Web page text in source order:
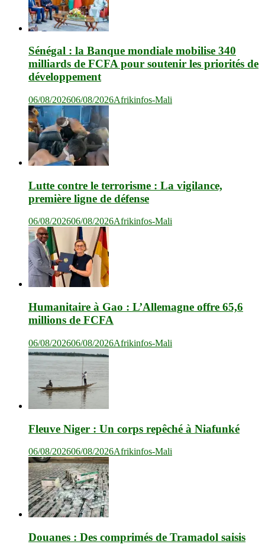
Sénégal : la Banque mondiale mobilise 340
milliards de FCFA pour soutenir les priorités de
développement
06/08/202606/08/2026Afrikinfos-Mali
Lutte contre le terrorisme : La vigilance,
première ligne de défense
06/08/202606/08/2026Afrikinfos-Mali
Humanitaire à Gao : L’Allemagne offre 65,6
millions de FCFA
06/08/202606/08/2026Afrikinfos-Mali
Fleuve Niger : Un corps repêché à Niafunké
06/08/202606/08/2026Afrikinfos-Mali
Douanes : Des comprimés de Tramadol saisis